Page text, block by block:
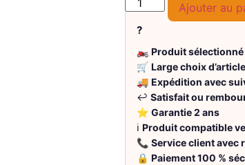
Ajouter au
?
🏍️ Produit sélectionné
🛒 Large choix
🚚 Expédition avec
↩️ Satisfait ou
⭐ Garantie 2 ans
ℹ️ Produit compatible
📞 Service client avec
🔒 Paiement 100 %